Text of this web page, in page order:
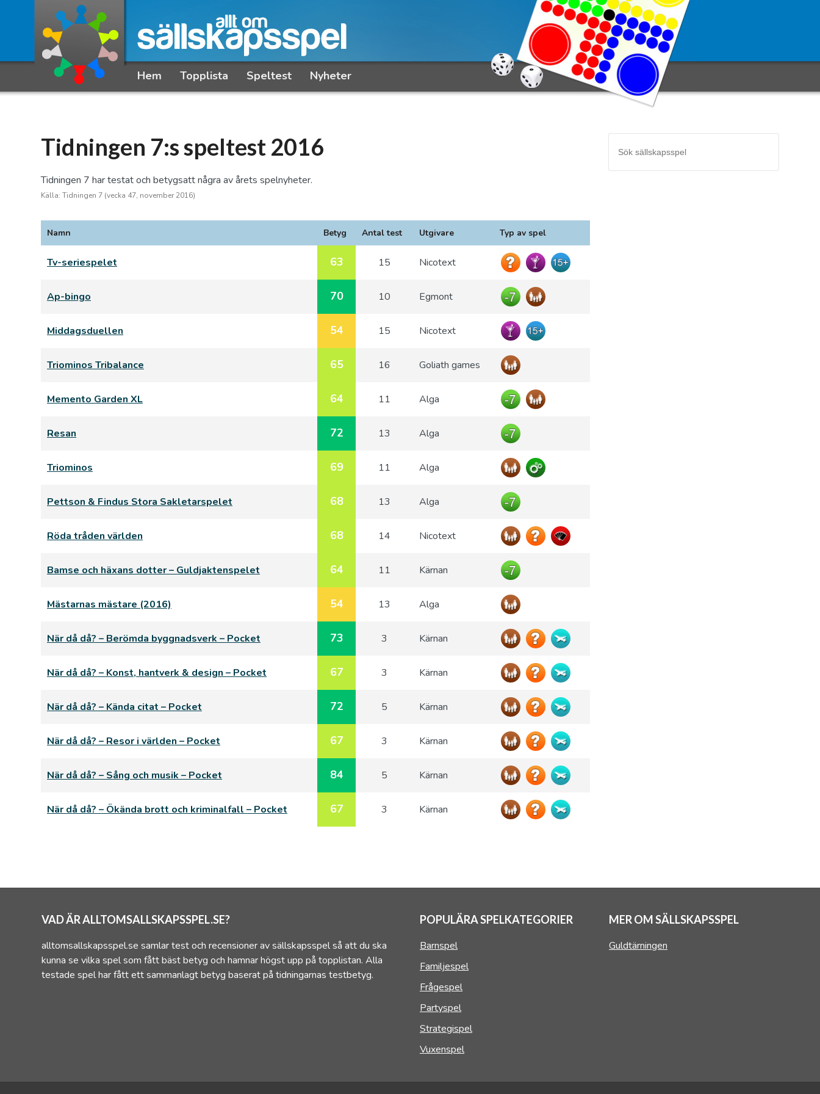
Hem Topplista Speltest Nyheter
Tidningen 7:s speltest 2016
Tidningen 7 har testat och betygsatt några av årets spelnyheter.
Källa: Tidningen 7 (vecka 47, november 2016)
Namn Betyg Antal test Utgivare Typ av spel
Tv-seriespelet 63 15 Nicotext
Ap-bingo 70 10 Egmont
Middagsduellen 54 15 Nicotext
Triominos Tribalance 65 16 Goliath games
Memento Garden XL 64 11 Alga
Resan 72 13 Alga
Triominos 69 11 Alga
Pettson & Findus Stora Sakletarspelet 68 13 Alga
Röda tråden världen 68 14 Nicotext
Bamse och häxans dotter – Guldjaktenspelet 64 11 Kärnan
Mästarnas mästare (2016) 54 13 Alga
När då då? – Berömda byggnadsverk – Pocket 73 3 Kärnan
När då då? – Konst, hantverk & design – Pocket 67 3 Kärnan
När då då? – Kända citat – Pocket 72 5 Kärnan
När då då? – Resor i världen – Pocket 67 3 Kärnan
När då då? – Sång och musik – Pocket 84 5 Kärnan
När då då? – Ökända brott och kriminalfall – Pocket 67 3 Kärnan
VAD ÄR ALLTOMSALLSKAPSSPEL.SE?
alltomsallskapsspel.se samlar test och recensioner av sällskapsspel så att du ska
kunna se vilka spel som fått bäst betyg och hamnar högst upp på topplistan. Alla
testade spel har fått ett sammanlagt betyg baserat på tidningarnas testbetyg.
POPULÄRA SPELKATEGORIER
Barnspel
Familjespel
Frågespel
Partyspel
Strategispel
Vuxenspel
MER OM SÄLLSKAPSSPEL
Guldtärningen